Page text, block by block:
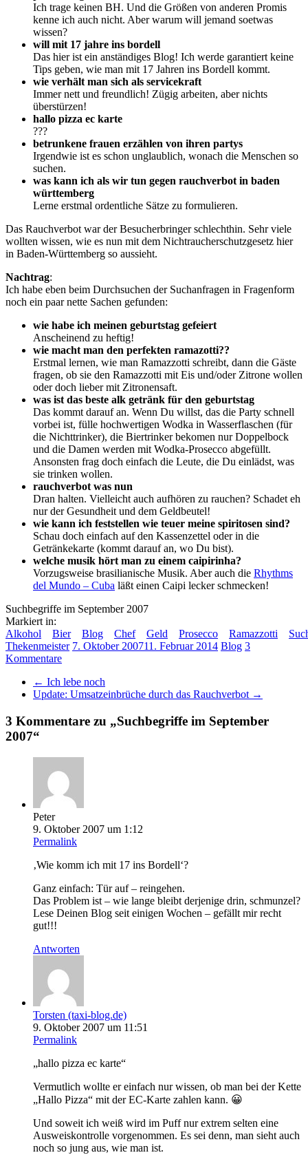
Ich trage keinen BH. Und die Größen von anderen Promis
kenne ich auch nicht. Aber warum will jemand soetwas
wissen?
will mit 17 jahre ins bordell
Das hier ist ein anständiges Blog! Ich werde garantiert keine
Tips geben, wie man mit 17 Jahren ins Bordell kommt.
wie verhält man sich als servicekraft
Immer nett und freundlich! Zügig arbeiten, aber nichts
überstürzen!
hallo pizza ec karte
???
betrunkene frauen erzählen von ihren partys
Irgendwie ist es schon unglaublich, wonach die Menschen so
suchen.
was kann ich als wir tun gegen rauchverbot in baden
württemberg
Lerne erstmal ordentliche Sätze zu formulieren.
Das Rauchverbot war der Besucherbringer schlechthin. Sehr viele
wollten wissen, wie es nun mit dem Nichtraucherschutzgesetz hier
in Baden-Württemberg so aussieht.
Nachtrag:
Ich habe eben beim Durchsuchen der Suchanfragen in Fragenform
noch ein paar nette Sachen gefunden:
wie habe ich meinen geburtstag gefeiert
Anscheinend zu heftig!
wie macht man den perfekten ramazotti??
Erstmal lernen, wie man Ramazzotti schreibt, dann die Gäste
fragen, ob sie den Ramazzotti mit Eis und/oder Zitrone wollen
oder doch lieber mit Zitronensaft.
was ist das beste alk getränk für den geburtstag
Das kommt darauf an. Wenn Du willst, das die Party schnell
vorbei ist, fülle hochwertigen Wodka in Wasserflaschen (für
die Nichttrinker), die Biertrinker bekomen nur Doppelbock
und die Damen werden mit Wodka-Prosecco abgefüllt.
Ansonsten frag doch einfach die Leute, die Du einlädst, was
sie trinken wollen.
rauchverbot was nun
Dran halten. Vielleicht auch aufhören zu rauchen? Schadet eh
nur der Gesundheit und dem Geldbeutel!
wie kann ich feststellen wie teuer meine spiritosen sind?
Schau doch einfach auf den Kassenzettel oder in die
Getränkekarte (kommt darauf an, wo Du bist).
welche musik hört man zu einem caipirinha?
Vorzugsweise brasilianische Musik. Aber auch die Rhythms
del Mundo – Cuba läßt einen Caipi lecker schmecken!
Suchbegriffe im September 2007
Markiert in:
Alkohol
Bier Blog Chef Geld Prosecco Ramazzotti
Thekenmeister 7. Oktober 200711. Februar 2014 Blog 3
Kommentare
← Ich lebe noch
Update: Umsatzeinbrüche durch das Rauchverbot →
3 Kommentare zu „Suchbegriffe im September
2007“
Peter
9. Oktober 2007 um 1:12
Permalink
‚Wie komm ich mit 17 ins Bordell‘?
Ganz einfach: Tür auf – reingehen.
Das Problem ist – wie lange bleibt derjenige drin, schmunzel?
Lese Deinen Blog seit einigen Wochen – gefällt mir recht
gut!!!
Antworten
Torsten (taxi-blog.de)
9. Oktober 2007 um 11:51
Permalink
„hallo pizza ec karte“
Vermutlich wollte er einfach nur wissen, ob man bei der Kette
„Hallo Pizza“ mit der EC-Karte zahlen kann. 😀
Und soweit ich weiß wird im Puff nur extrem selten eine
Ausweiskontrolle vorgenommen. Es sei denn, man sieht auch
noch so jung aus, wie man ist.